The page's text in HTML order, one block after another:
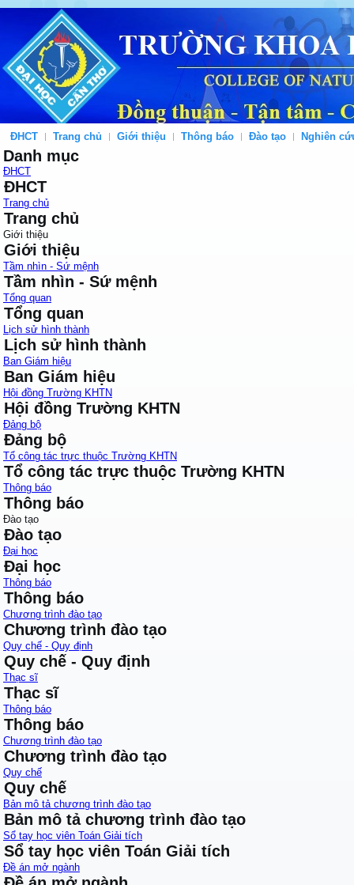
ĐHCT Trang chủ Giới thiệu Thông báo Đào tạo Nghiên
Danh mục
ĐHCT
ĐHCT
Trang chủ
Trang chủ
Giới thiệu
Giới thiệu
Tầm nhìn - Sứ mệnh
Tầm nhìn - Sứ mệnh
Tổng quan
Tổng quan
Lịch sử hình thành
Lịch sử hình thành
Ban Giám hiệu
Ban Giám hiệu
Hội đồng Trường KHTN
Hội đồng Trường KHTN
Đảng bộ
Đảng bộ
Tổ công tác trực thuộc Trường KHTN
Tổ công tác trực thuộc Trường KHTN
Thông báo
Thông báo
Đào tạo
Đào tạo
Đại học
Đại học
Thông báo
Thông báo
Chương trình đào tạo
Chương trình đào tạo
Quy chế - Quy định
Quy chế - Quy định
Thạc sĩ
Thạc sĩ
Thông báo
Thông báo
Chương trình đào tạo
Chương trình đào tạo
Quy chế
Quy chế
Bản mô tả chương trình đào tạo
Bản mô tả chương trình đào tạo
Sổ tay học viên Toán Giải tích
Sổ tay học viên Toán Giải tích
Đề án mở ngành